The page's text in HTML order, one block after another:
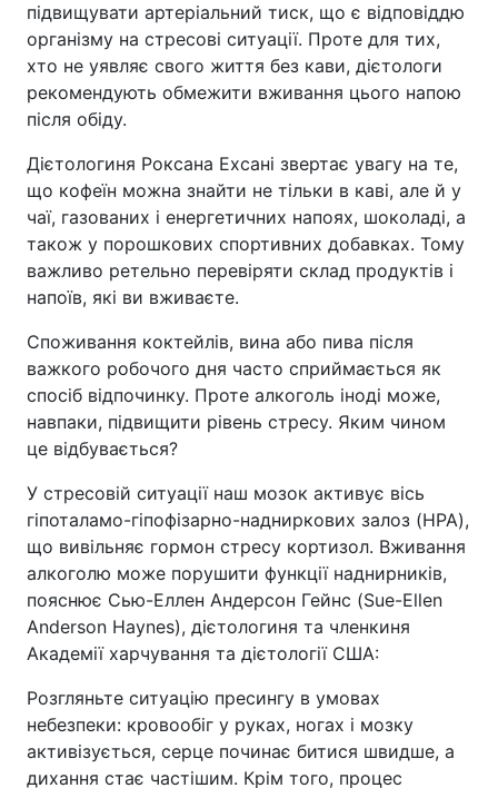
підвищувати артеріальний тиск, що є відповіддю
організму на стресові ситуації. Проте для тих,
хто не уявляє свого життя без кави, дієтологи
рекомендують обмежити вживання цього напою
після обіду.
Дієтологиня Роксана Ехсані звертає увагу на те,
що кофеїн можна знайти не тільки в каві, але й у
чаї, газованих і енергетичних напоях, шоколаді, а
також у порошкових спортивних добавках. Тому
важливо ретельно перевіряти склад продуктів і
напоїв, які ви вживаєте.
Споживання коктейлів, вина або пива після
важкого робочого дня часто сприймається як
спосіб відпочинку. Проте алкоголь іноді може,
навпаки, підвищити рівень стресу. Яким чином
це відбувається?
У стресовій ситуації наш мозок активує вісь
гіпоталамо-гіпофізарно-надниркових залоз (HPA),
що вивільняє гормон стресу кортизол. Вживання
алкоголю може порушити функції наднирників,
пояснює Сью-Еллен Андерсон Гейнс (Sue-Ellen
Anderson Haynes), дієтологиня та членкиня
Академії харчування та дієтології США:
Розгляньте ситуацію пресингу в умовах
небезпеки: кровообіг у руках, ногах і мозку
активізується, серце починає битися швидше, а
дихання стає частішим. Крім того, процес